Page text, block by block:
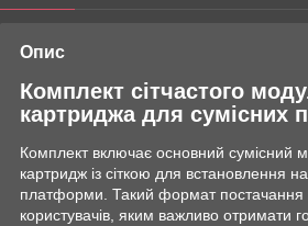
Опис
Комплект сітчастого
картриджа для сумісних
Комплект включає основний сумісний
картридж із сіткою для встановлення
платформи. Такий формат постачання
користувачів, яким важливо отримати